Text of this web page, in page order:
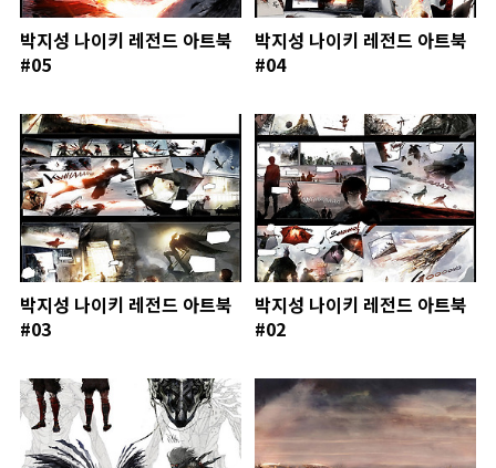
박지성 나이키 레전드 아트북
#05
박지성 나이키 레전드 아트북
#04
박지성 나이키 레전드 아트북
#03
박지성 나이키 레전드 아트북
#02